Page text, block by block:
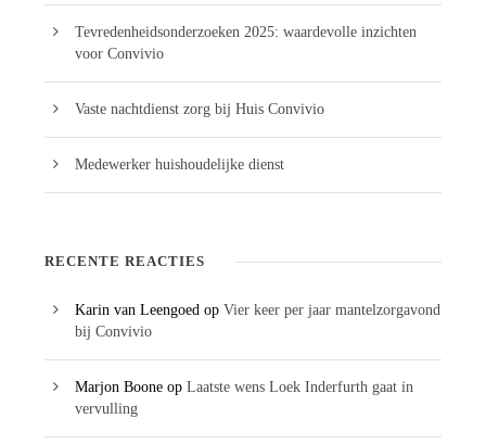
Tevredenheidsonderzoeken 2025: waardevolle inzichten
voor Convivio
Vaste nachtdienst zorg bij Huis Convivio
Medewerker huishoudelijke dienst
RECENTE REACTIES
Karin van Leengoed op Vier keer per jaar mantelzorgavond
bij Convivio
Marjon Boone op Laatste wens Loek Inderfurth gaat in
vervulling